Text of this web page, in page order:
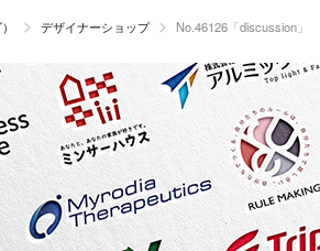
デザイナーショップ No.46126「discussion」